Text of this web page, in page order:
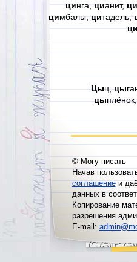
цинга,цианит,ци
цимбалы,цитадель,
Цыц,цы
цы
© Могу писать
Начав
соглашениеи
данных в
Копирование
разрешения
E-mail: